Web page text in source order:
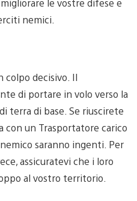
nemici.
colpo decisivo. Il
di portare in volo verso la
terra di base. Se riuscirete
con un Trasportatore carico
saranno ingenti. Per
assicuratevi che i loro
al vostro territorio.